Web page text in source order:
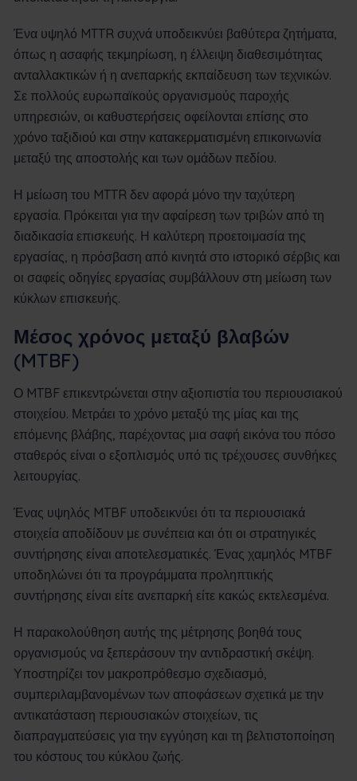
Ένα υψηλό MTTR συχνά υποδεικνύει βαθύτερα ζητήματα,
όπως η ασαφής τεκμηρίωση, η έλλειψη διαθεσιμότητας
ανταλλακτικών ή η ανεπαρκής εκπαίδευση των τεχνικών.
Σε πολλούς ευρωπαϊκούς οργανισμούς παροχής
υπηρεσιών, οι καθυστερήσεις οφείλονται επίσης στο
χρόνο ταξιδιού και στην κατακερματισμένη επικοινωνία
μεταξύ της αποστολής και των ομάδων πεδίου.
Η μείωση του MTTR δεν αφορά μόνο την ταχύτερη
εργασία. Πρόκειται για την αφαίρεση των τριβών από τη
διαδικασία επισκευής. Η καλύτερη προετοιμασία της
εργασίας, η πρόσβαση από κινητά στο ιστορικό σέρβις και
οι σαφείς οδηγίες εργασίας συμβάλλουν στη μείωση των
κύκλων επισκευής.
Μέσος χρόνος μεταξύ βλαβών
(MTBF)
Ο MTBF επικεντρώνεται στην αξιοπιστία του περιουσιακού
στοιχείου. Μετράει το χρόνο μεταξύ της μίας και της
επόμενης βλάβης, παρέχοντας μια σαφή εικόνα του πόσο
σταθερός είναι ο εξοπλισμός υπό τις τρέχουσες συνθήκες
λειτουργίας.
Ένας υψηλός MTBF υποδεικνύει ότι τα περιουσιακά
στοιχεία αποδίδουν με συνέπεια και ότι οι στρατηγικές
συντήρησης είναι αποτελεσματικές. Ένας χαμηλός MTBF
υποδηλώνει ότι τα προγράμματα προληπτικής
συντήρησης είναι είτε ανεπαρκή είτε κακώς εκτελεσμένα.
Η παρακολούθηση αυτής της μέτρησης βοηθά τους
οργανισμούς να ξεπεράσουν την αντιδραστική σκέψη.
Υποστηρίζει τον μακροπρόθεσμο σχεδιασμό,
συμπεριλαμβανομένων των αποφάσεων σχετικά με την
αντικατάσταση περιουσιακών στοιχείων, τις
διαπραγματεύσεις για την εγγύηση και τη βελτιστοποίηση
του κόστους του κύκλου ζωής.